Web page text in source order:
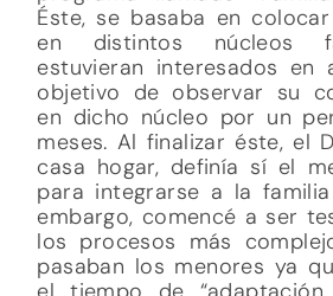
Éste, se basaba en
en distintos núcleos
estuvieran interesados en
objetivo de observar su
en dicho núcleo por un
meses. Al finalizar éste, el
casa hogar, definía sí el
para integrarse a la
embargo, comencé a ser
los procesos más
pasaban los menores ya